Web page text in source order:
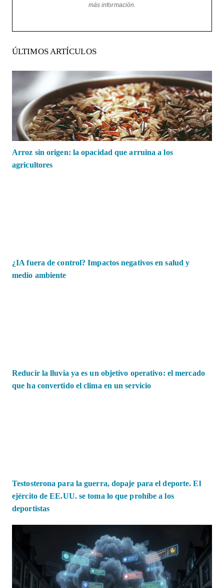
más información.
ÚLTIMOS ARTÍCULOS
Arroz sin origen: la opacidad que arruina a los
agricultores
¿IA fuera de control? Impactos negativos en salud y
medio ambiente
Reducir la lluvia ya es un objetivo operativo: el mercado
que ha convertido el clima en un servicio
Testosterona para la guerra, dopaje para el deporte. El
ejército de EE.UU. se toma lo que prohíbe a los
deportistas